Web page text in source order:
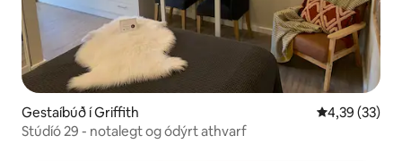
Gestaíbúð í Griffith 4,39 af 5 í
4,39 (33)
Stúdíó 29 - notalegt og ódýrt athvarf